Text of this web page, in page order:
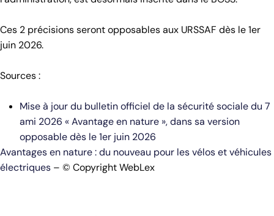
Ces 2 précisions seront opposables aux URSSAF dès le 1er
juin 2026.
Sources :
Mise à jour du bulletin officiel de la sécurité sociale du 7
ami 2026 « Avantage en nature », dans sa version
opposable dès le 1er juin 2026
Avantages en nature : du nouveau pour les vélos et véhicules
électriques – © Copyright WebLex